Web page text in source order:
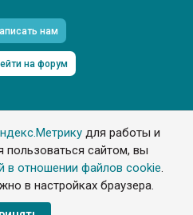
для работы и
пользоваться сайтом, вы
в отношении файлов cookie.
в настройках браузера.
нам
на форум
Все права защищены
сайта с обязательной
www.e-plastic.ru
сайта